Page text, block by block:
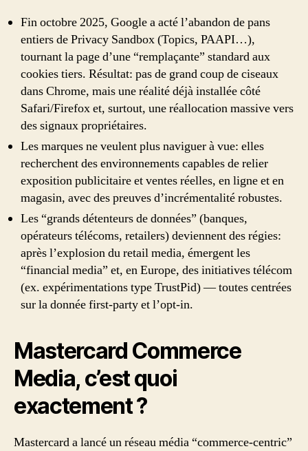
Fin octobre 2025, Google a acté l’abandon de pans
entiers de Privacy Sandbox (Topics, PAAPI…),
tournant la page d’une “remplaçante” standard aux
cookies tiers. Résultat: pas de grand coup de ciseaux
dans Chrome, mais une réalité déjà installée côté
Safari/Firefox et, surtout, une réallocation massive vers
des signaux propriétaires.
Les marques ne veulent plus naviguer à vue: elles
recherchent des environnements capables de relier
exposition publicitaire et ventes réelles, en ligne et en
magasin, avec des preuves d’incrémentalité robustes.
Les “grands détenteurs de données” (banques,
opérateurs télécoms, retailers) deviennent des régies:
après l’explosion du retail media, émergent les
“financial media” et, en Europe, des initiatives télécom
(ex. expérimentations type TrustPid) — toutes centrées
sur la donnée first-party et l’opt-in.
Mastercard Commerce
Media, c’est quoi
exactement ?
Mastercard a lancé un réseau média “commerce-centric”